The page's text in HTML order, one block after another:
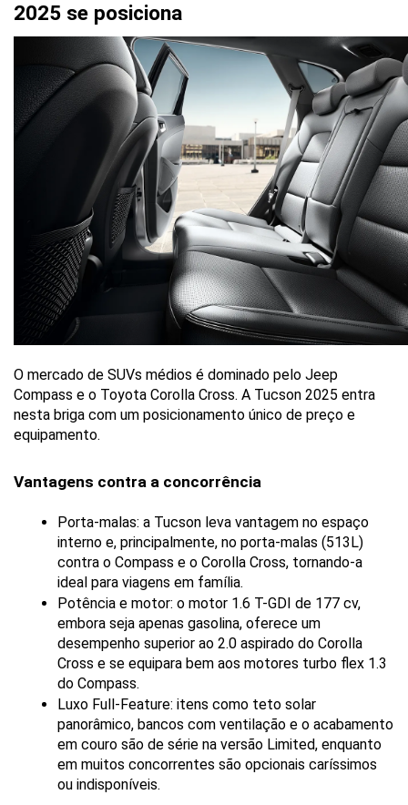
2025 se posiciona
O mercado de SUVs médios é dominado pelo Jeep
Compass e o Toyota Corolla Cross. A Tucson 2025 entra
nesta briga com um posicionamento único de preço e
equipamento.
Vantagens contra a concorrência
Porta-malas: a Tucson leva vantagem no espaço
interno e, principalmente, no porta-malas (513L)
contra o Compass e o Corolla Cross, tornando-a
ideal para viagens em família.
Potência e motor: o motor 1.6 T-GDI de 177 cv,
embora seja apenas gasolina, oferece um
desempenho superior ao 2.0 aspirado do Corolla
Cross e se equipara bem aos motores turbo flex 1.3
do Compass.
Luxo Full-Feature: itens como teto solar
panorâmico, bancos com ventilação e o acabamento
em couro são de série na versão Limited, enquanto
em muitos concorrentes são opcionais caríssimos
ou indisponíveis.